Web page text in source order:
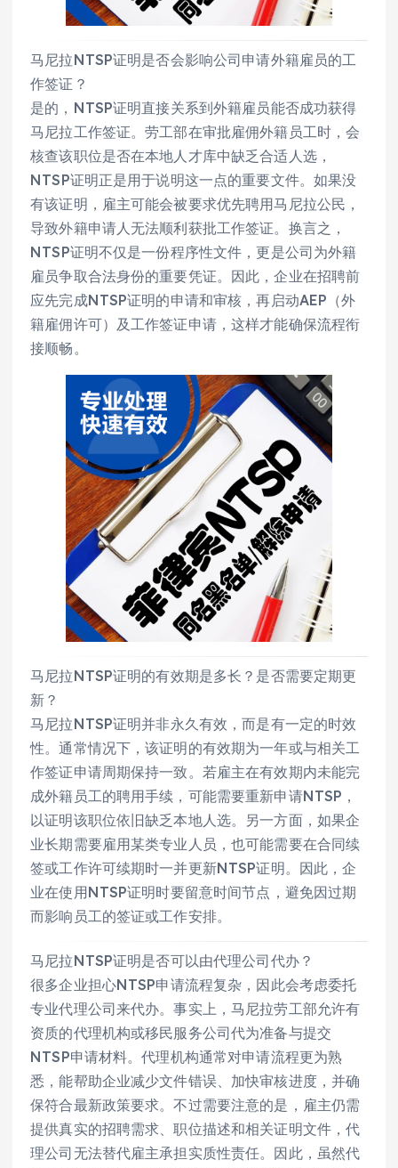
马尼拉NTSP证明是否会影响公司申请外籍雇员的工
作签证？
是的，NTSP证明直接关系到外籍雇员能否成功获得
马尼拉工作签证。劳工部在审批雇佣外籍员工时，会
核查该职位是否在本地人才库中缺乏合适人选，
NTSP证明正是用于说明这一点的重要文件。如果没
有该证明，雇主可能会被要求优先聘用马尼拉公民，
导致外籍申请人无法顺利获批工作签证。换言之，
NTSP证明不仅是一份程序性文件，更是公司为外籍
雇员争取合法身份的重要凭证。因此，企业在招聘前
应先完成NTSP证明的申请和审核，再启动AEP（外
籍雇佣许可）及工作签证申请，这样才能确保流程衔
接顺畅。
马尼拉NTSP证明的有效期是多长？是否需要定期更
新？
马尼拉NTSP证明并非永久有效，而是有一定的时效
性。通常情况下，该证明的有效期为一年或与相关工
作签证申请周期保持一致。若雇主在有效期内未能完
成外籍员工的聘用手续，可能需要重新申请NTSP，
以证明该职位依旧缺乏本地人选。另一方面，如果企
业长期需要雇用某类专业人员，也可能需要在合同续
签或工作许可续期时一并更新NTSP证明。因此，企
业在使用NTSP证明时要留意时间节点，避免因过期
而影响员工的签证或工作安排。
马尼拉NTSP证明是否可以由代理公司代办？
很多企业担心NTSP申请流程复杂，因此会考虑委托
专业代理公司来代办。事实上，马尼拉劳工部允许有
资质的代理机构或移民服务公司代为准备与提交
NTSP申请材料。代理机构通常对申请流程更为熟
悉，能帮助企业减少文件错误、加快审核进度，并确
保符合最新政策要求。不过需要注意的是，雇主仍需
提供真实的招聘需求、职位描述和相关证明文件，代
理公司无法替代雇主承担实质性责任。因此，虽然代